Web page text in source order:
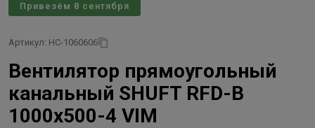
Привезём 8 сентября
Артикул: НС-1060606
Вентилятор прямоугольный
канальный SHUFT RFD-B
1000x500-4 VIM